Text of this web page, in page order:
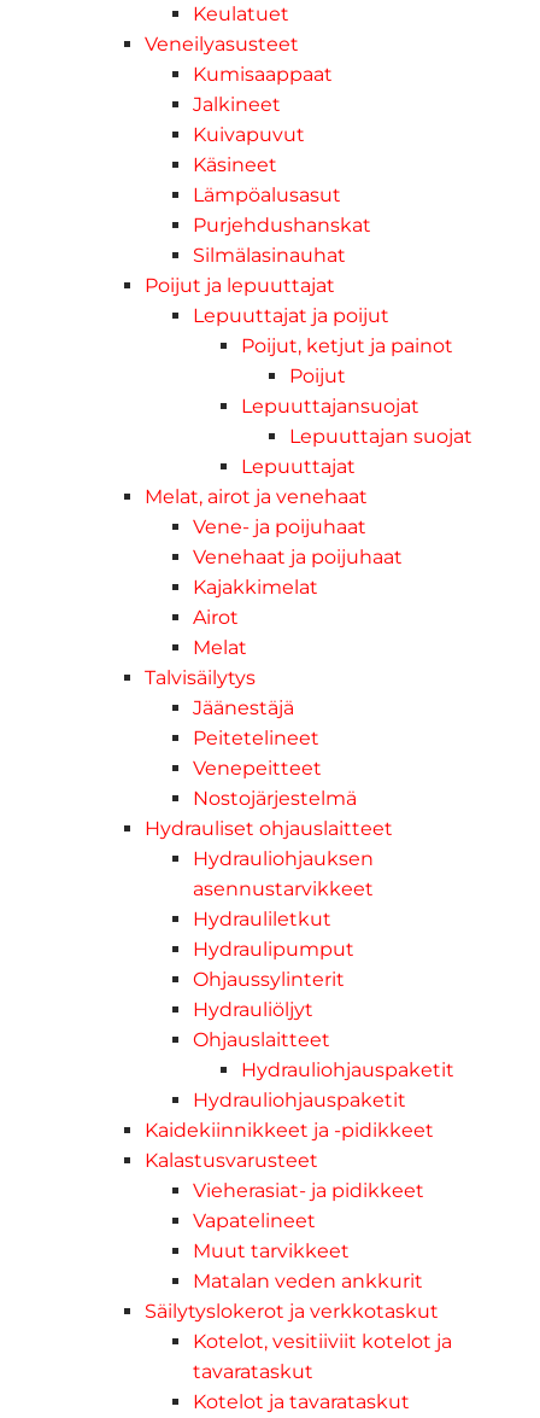
Keulatuet
Veneilyasusteet
Kumisaappaat
Jalkineet
Kuivapuvut
Käsineet
Lämpöalusasut
Purjehdushanskat
Silmälasinauhat
Poijut ja lepuuttajat
Lepuuttajat ja poijut
Poijut, ketjut ja painot
Poijut
Lepuuttajansuojat
Lepuuttajan suojat
Lepuuttajat
Melat, airot ja venehaat
Vene- ja poijuhaat
Venehaat ja poijuhaat
Kajakkimelat
Airot
Melat
Talvisäilytys
Jäänestäjä
Peitetelineet
Venepeitteet
Nostojärjestelmä
Hydrauliset ohjauslaitteet
Hydrauliohjauksen
asennustarvikkeet
Hydrauliletkut
Hydraulipumput
Ohjaussylinterit
Hydrauliöljyt
Ohjauslaitteet
Hydrauliohjauspaketit
Hydrauliohjauspaketit
Kaidekiinnikkeet ja -pidikkeet
Kalastusvarusteet
Vieherasiat- ja pidikkeet
Vapatelineet
Muut tarvikkeet
Matalan veden ankkurit
Säilytyslokerot ja verkkotaskut
Kotelot, vesitiiviit kotelot ja
tavarataskut
Kotelot ja tavarataskut